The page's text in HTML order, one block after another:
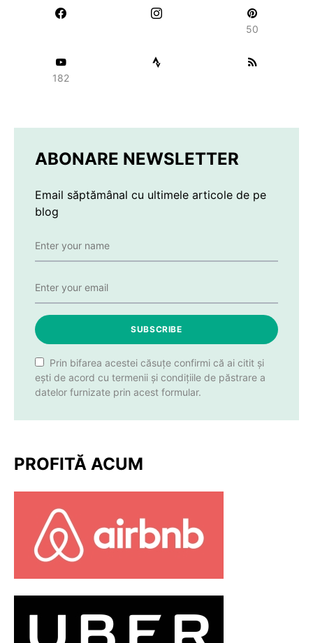
50
182
ABONARE NEWSLETTER
Email săptămânal cu ultimele articole de pe
blog
SUBSCRIBE
Prin bifarea acestei căsuțe confirmi că ai citit și
ești de acord cu termenii și condițiile de păstrare a
datelor furnizate prin acest formular.
PROFITĂ ACUM